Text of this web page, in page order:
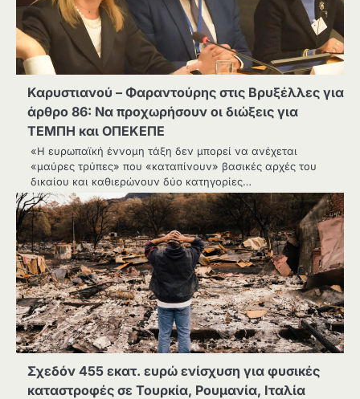
Καρυστιανού – Φαραντούρης στις Βρυξέλλες για
άρθρο 86: Να προχωρήσουν οι διώξεις για
ΤΕΜΠΗ και ΟΠΕΚΕΠΕ
«Η ευρωπαϊκή έννομη τάξη δεν μπορεί να ανέχεται
«μαύρες τρύπες» που «καταπίνουν» βασικές αρχές του
δικαίου και καθιερώνουν δύο κατηγορίες…
Σχεδόν 455 εκατ. ευρώ ενίσχυση για φυσικές
καταστροφές σε Τουρκία, Ρουμανία, Ιταλία